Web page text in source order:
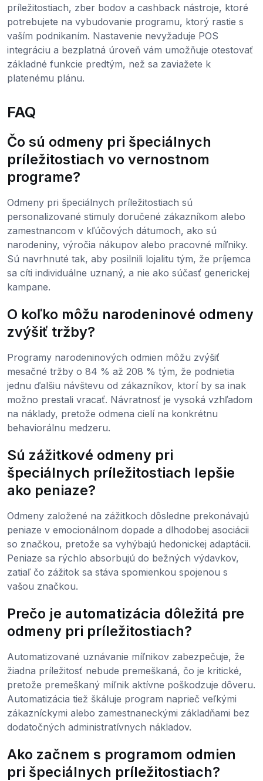
príležitostiach, zber bodov a cashback nástroje, ktoré
potrebujete na vybudovanie programu, ktorý rastie s
vaším podnikaním. Nastavenie nevyžaduje POS
integráciu a bezplatná úroveň vám umožňuje otestovať
základné funkcie predtým, než sa zaviažete k
platenému plánu.
FAQ
Čo sú odmeny pri špeciálnych
príležitostiach vo vernostnom
programe?
Odmeny pri špeciálnych príležitostiach sú
personalizované stimuly doručené zákazníkom alebo
zamestnancom v kľúčových dátumoch, ako sú
narodeniny, výročia nákupov alebo pracovné míľniky.
Sú navrhnuté tak, aby posilnili lojalitu tým, že príjemca
sa cíti individuálne uznaný, a nie ako súčasť generickej
kampane.
O koľko môžu narodeninové odmeny
zvýšiť tržby?
Programy narodeninových odmien môžu zvýšiť
mesačné tržby o 84 % až 208 % tým, že podnietia
jednu ďalšiu návštevu od zákazníkov, ktorí by sa inak
možno prestali vracať. Návratnosť je vysoká vzhľadom
na náklady, pretože odmena cielí na konkrétnu
behaviorálnu medzeru.
Sú zážitkové odmeny pri
špeciálnych príležitostiach lepšie
ako peniaze?
Odmeny založené na zážitkoch dôsledne prekonávajú
peniaze v emocionálnom dopade a dlhodobej asociácii
so značkou, pretože sa vyhýbajú hedonickej adaptácii.
Peniaze sa rýchlo absorbujú do bežných výdavkov,
zatiaľ čo zážitok sa stáva spomienkou spojenou s
vašou značkou.
Prečo je automatizácia dôležitá pre
odmeny pri príležitostiach?
Automatizované uznávanie míľnikov zabezpečuje, že
žiadna príležitosť nebude premeškaná, čo je kritické,
pretože premeškaný míľnik aktívne poškodzuje dôveru.
Automatizácia tiež škáluje program naprieč veľkými
zákazníckymi alebo zamestnaneckými základňami bez
dodatočných administratívnych nákladov.
Ako začnem s programom odmien
pri špeciálnych príležitostiach?